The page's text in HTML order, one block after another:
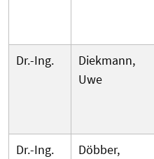
Dr.-Ing.
Diekmann,
Uwe
Dr.-Ing.
Döbber,